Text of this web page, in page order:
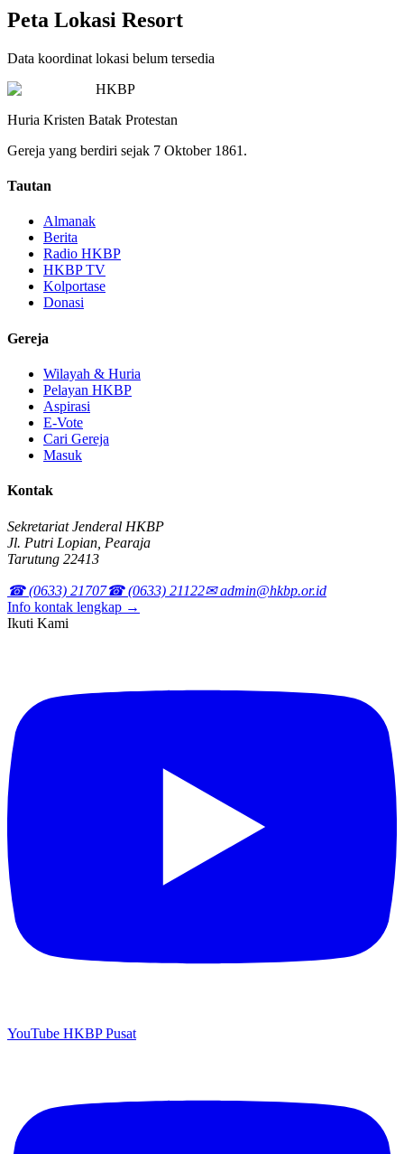
Peta Lokasi Resort
Data koordinat lokasi belum tersedia
HKBP
Huria Kristen Batak Protestan
Gereja yang berdiri sejak 7 Oktober 1861.
Tautan
Almanak
Berita
Radio HKBP
HKBP TV
Kolportase
Donasi
Gereja
Wilayah & Huria
Pelayan HKBP
Aspirasi
E-Vote
Cari Gereja
Masuk
Kontak
Sekretariat Jenderal HKBP
Jl. Putri Lopian, Pearaja
Tarutung 22413
☎ (0633) 21707☎ (0633) 21122✉ admin@hkbp.or.id
Info kontak lengkap →
Ikuti Kami
YouTube HKBP Pusat